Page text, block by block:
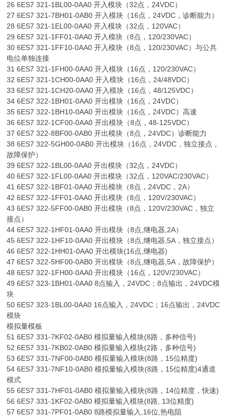
26 6ES7 321-1BL00-0AA0 开入模块（32点，24VDC）
27 6ES7 321-7BH01-0AB0 开入模块（16点，24VDC，诊断能力）
28 6ES7 321-1EL00-0AA0 开入模块（32点，120VAC）
29 6ES7 321-1FF01-0AA0 开入模块（8点，120/230VAC）
30 6ES7 321-1FF10-0AA0 开入模块（8点，120/230VAC）与公共
电位单独连接
31 6ES7 321-1FH00-0AA0 开入模块（16点，120/230VAC）
32 6ES7 321-1CH00-0AA0 开入模块（16点，24/48VDC）
33 6ES7 321-1CH20-0AA0 开入模块（16点，48/125VDC）
34 6ES7 322-1BH01-0AA0 开出模块（16点，24VDC）
35 6ES7 322-1BH10-0AA0 开出模块（16点，24VDC）高速
36 6ES7 322-1CF00-0AA0 开出模块（8点，48-125VDC）
37 6ES7 322-8BF00-0AB0 开出模块（8点，24VDC）诊断能力
38 6ES7 322-5GH00-0AB0 开出模块（16点，24VDC，独立接点，
故障保护）
39 6ES7 322-1BL00-0AA0 开出模块（32点，24VDC）
40 6ES7 322-1FL00-0AA0 开出模块（32点，120VAC/230VAC）
41 6ES7 322-1BF01-0AA0 开出模块（8点，24VDC，2A）
42 6ES7 322-1FF01-0AA0 开出模块（8点，120V/230VAC）
43 6ES7 322-5FF00-0AB0 开出模块（8点，120V/230VAC，独立
接点）
44 6ES7 322-1HF01-0AA0 开出模块（8点,继电器,2A）
45 6ES7 322-1HF10-0AA0 开出模块（8点,继电器,5A，独立接点）
46 6ES7 322-1HH01-0AA0 开出模块(16点,继电器)
47 6ES7 322-5HF00-0AB0 开出模块（8点,继电器,5A，故障保护）
48 6ES7 322-1FH00-0AA0 开出模块（16点，120V/230VAC）
49 6ES7 323-1BH01-0AA0 8点输入，24VDC；8点输出，24VDC模
块
50 6ES7 323-1BL00-0AA0 16点输入，24VDC；16点输出，24VDC
模块
模拟量模板
51 6ES7 331-7KF02-0AB0 模拟量输入模块(8路，多种信号)
52 6ES7 331-7KB02-0AB0 模拟量输入模块(2路，多种信号)
53 6ES7 331-7NF00-0AB0 模拟量输入模块(8路，15位精度)
54 6ES7 331-7NF10-0AB0 模拟量输入模块(8路，15位精度)4通道
模式
55 6ES7 331-7HF01-0AB0 模拟量输入模块(8路，14位精度，快速)
56 6ES7 331-1KF02-0AB0 模拟量输入模块(8路, 13位精度)
57 6ES7 331-7PF01-0AB0 8路模拟量输入,16位,热电阻